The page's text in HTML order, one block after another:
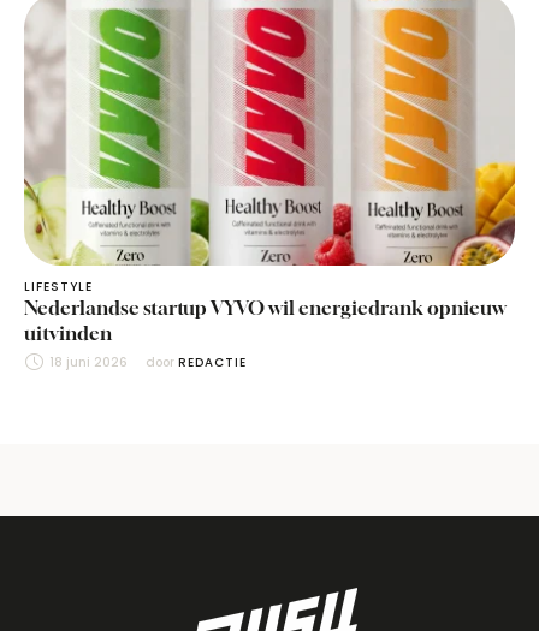
LIFESTYLE
Nederlandse startup VYVO wil energiedrank opnieuw
uitvinden
18 juni 2026 door REDACTIE